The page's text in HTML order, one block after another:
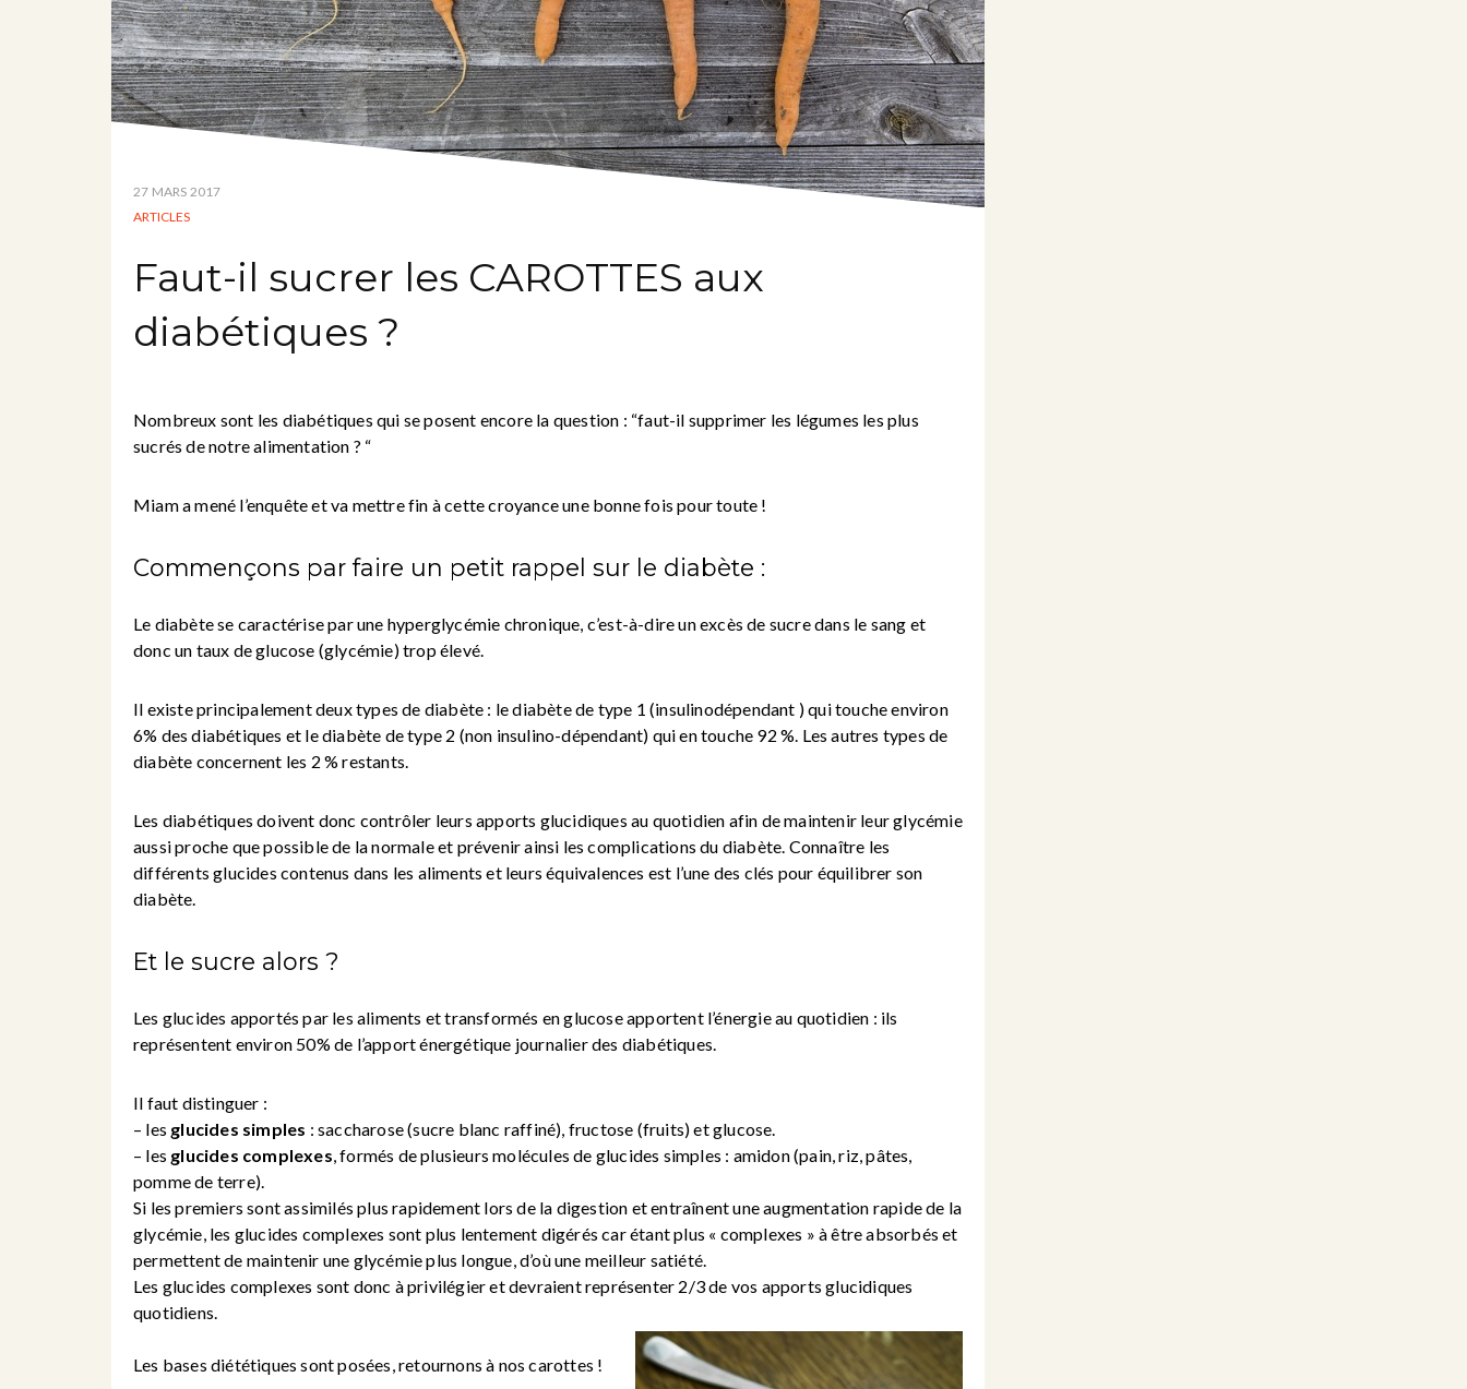
27 MARS 2017
ARTICLES
Faut-il sucrer les CAROTTES aux
diabétiques ?
Nombreux sont les diabétiques qui se posent encore la question : “faut-il supprimer les légumes les plus
sucrés de notre alimentation ? “
Miam a mené l’enquête et va mettre fin à cette croyance une bonne fois pour toute !
Commençons par faire un petit rappel sur le diabète :
Le diabète se caractérise par une hyperglycémie chronique, c’est-à-dire un excès de sucre dans le sang et
donc un taux de glucose (glycémie) trop élevé.
Il existe principalement deux types de diabète : le diabète de type 1 (insulinodépendant ) qui touche environ
6% des diabétiques et le diabète de type 2 (non insulino-dépendant) qui en touche 92 %. Les autres types de
diabète concernent les 2 % restants.
Les diabétiques doivent donc contrôler leurs apports glucidiques au quotidien afin de maintenir leur glycémie
aussi proche que possible de la normale et prévenir ainsi les complications du diabète. Connaître les
différents glucides contenus dans les aliments et leurs équivalences est l’une des clés pour équilibrer son
diabète.
Et le sucre alors ?
Les glucides apportés par les aliments et transformés en glucose apportent l’énergie au quotidien : ils
représentent environ 50% de l’apport énergétique journalier des diabétiques.
Il faut distinguer :
– les glucides simples : saccharose (sucre blanc raffiné), fructose (fruits) et glucose.
– les glucides complexes, formés de plusieurs molécules de glucides simples : amidon (pain, riz, pâtes,
pomme de terre).
Si les premiers sont assimilés plus rapidement lors de la digestion et entraînent une augmentation rapide de la
glycémie, les glucides complexes sont plus lentement digérés car étant plus « complexes » à être absorbés et
permettent de maintenir une glycémie plus longue, d’où une meilleur satiété.
Les glucides complexes sont donc à privilégier et devraient représenter 2/3 de vos apports glucidiques
quotidiens.
Les bases diététiques sont posées, retournons à nos carottes !